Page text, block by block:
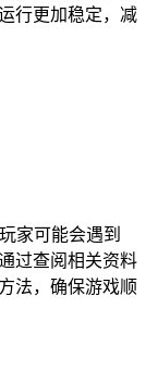
行更加稳定，减
家可能会遇到
过查阅相关资料
法，确保游戏顺